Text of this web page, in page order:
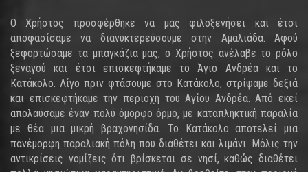
Ο Χρήστος προσφέρθηκε να μας φιλοξενήσει και έτσι
αποφασίσαμε να διανυκτερεύσουμε στην Αμαλιάδα. Αφού
ξεφορτώσαμε τα μπαγκάζια μας, ο Χρήστος ανέλαβε το ρόλο
ξεναγού και έτσι επισκεφτήκαμε το Άγιο Ανδρέα και το
Κατάκολο. Λίγο πριν φτάσουμε στο Κατάκολο, στρίψαμε δεξιά
και επισκεφτήκαμε την περιοχή του Αγίου Ανδρέα. Από εκεί
απολαύσαμε έναν πολύ όμορφο όρμο, με καταπληκτική παραλία
με θέα μια μικρή βραχονησίδα. Το Κατάκολο αποτελεί μια
πανέμορφη παραλιακή πόλη που διαθέτει και λιμάνι. Μόλις την
αντικρίσεις νομίζεις ότι βρίσκεται σε νησί, καθώς διαθέτει